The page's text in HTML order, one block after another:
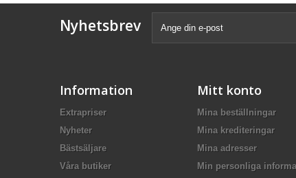
Nyhetsbrev
Information
Extrapriser
Nyheter
Bästsäljare
Våra butiker
Mitt konto
Mina beställningar
Mina krediteringar
Mina adresser
Min personliga